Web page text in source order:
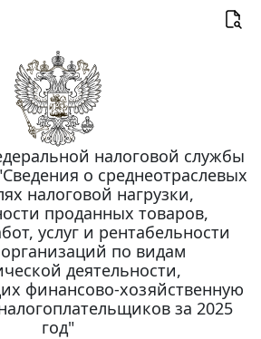
налоговой службы
о среднеотраслевых
налоговой нагрузки,
проданных товаров,
услуг и рентабельности
по видам
деятельности,
финансово-хозяйственную
за 2025
год"